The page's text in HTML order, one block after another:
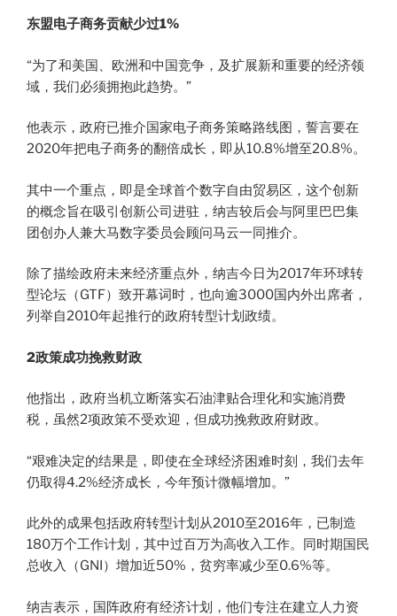
东盟电子商务贡献少过1%
“为了和美国、欧洲和中国竞争，及扩展新和重要的经济领
域，我们必须拥抱此趋势。”
他表示，政府已推介国家电子商务策略路线图，誓言要在
2020年把电子商务的翻倍成长，即从10.8%增至20.8%。
其中一个重点，即是全球首个数字自由贸易区，这个创新
的概念旨在吸引创新公司进驻，纳吉较后会与阿里巴巴集
团创办人兼大马数字委员会顾问马云一同推介。
除了描绘政府未来经济重点外，纳吉今日为2017年环球转
型论坛（GTF）致开幕词时，也向逾3000国内外出席者，
列举自2010年起推行的政府转型计划政绩。
2政策成功挽救财政
他指出，政府当机立断落实石油津贴合理化和实施消费
税，虽然2项政策不受欢迎，但成功挽救政府财政。
“艰难决定的结果是，即使在全球经济困难时刻，我们去年
仍取得4.2%经济成长，今年预计微幅增加。”
此外的成果包括政府转型计划从2010至2016年，已制造
180万个工作计划，其中过百万为高收入工作。同时期国民
总收入（GNI）增加近50%，贫穷率减少至0.6%等。
纳吉表示，国阵政府有经济计划，他们专注在建立人力资